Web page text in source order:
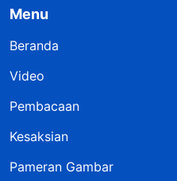
Menu
Beranda
Video
Pembacaan
Kesaksian
Pameran Gambar